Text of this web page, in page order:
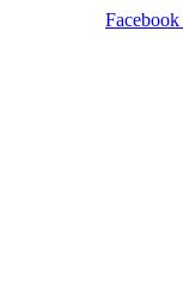
Facebook